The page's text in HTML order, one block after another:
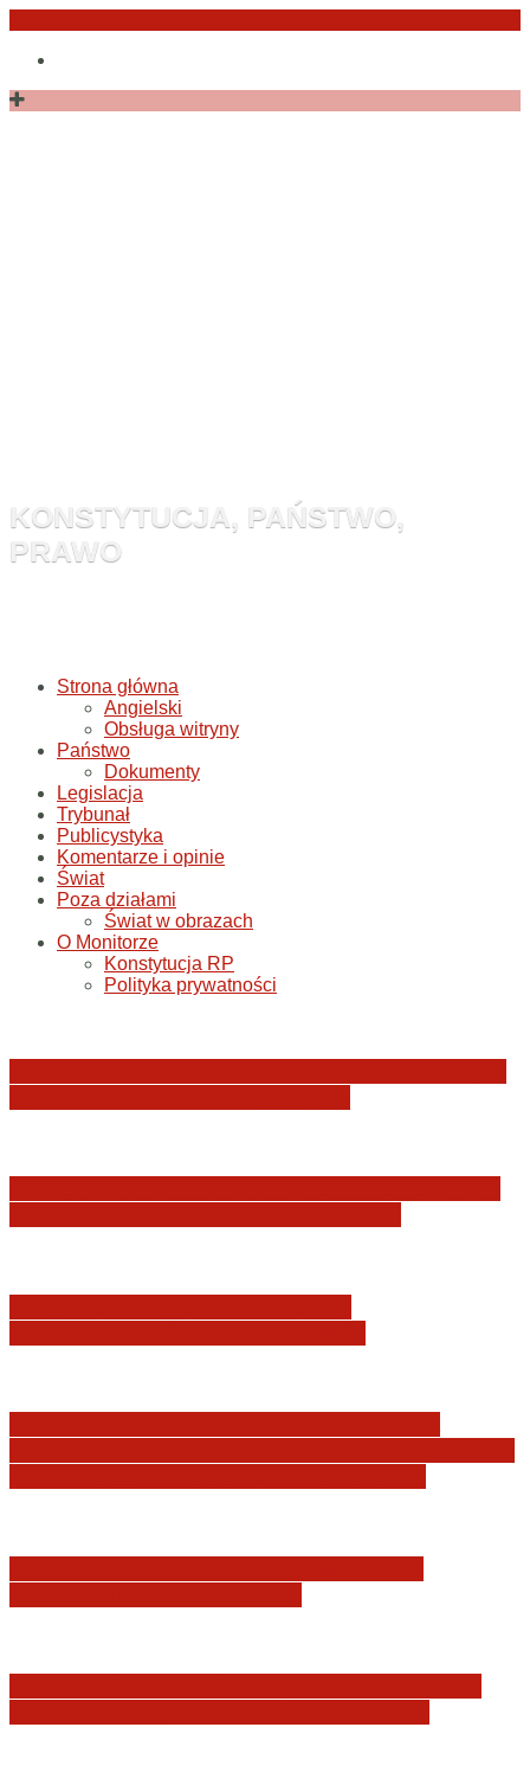
Przejdź
treści
KONSTYTUCJA, PAŃSTWO,
PRAWO
Strona główna
Angielski
Obsługa witryny
Państwo
Dokumenty
Legislacja
Trybunał
Publicystyka
Komentarze i opinie
Świat
Poza działami
Świat w obrazach
O Monitorze
Konstytucja RP
Polityka prywatności